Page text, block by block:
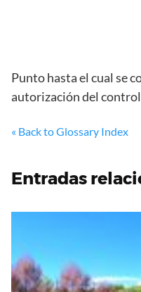
Punto hasta el cual se
autorización del
« Back to Glossary Index
Entradas